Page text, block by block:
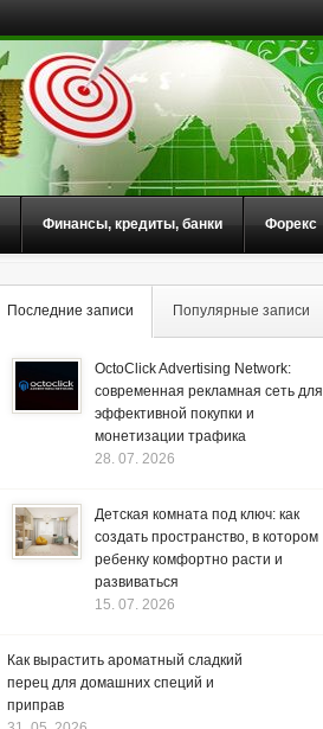
Финансы, кредиты, банки Форекс
Последние записи Популярные записи
OctoClick Advertising Network:
современная рекламная сеть для
эффективной покупки и
монетизации трафика
28. 07. 2026
Детская комната под ключ: как
создать пространство, в котором
ребенку комфортно расти и
развиваться
15. 07. 2026
Как вырастить ароматный сладкий
перец для домашних специй и
приправ